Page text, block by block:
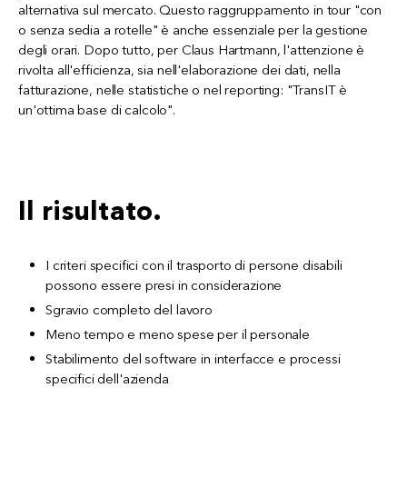
alternativa sul mercato. Questo raggruppamento in tour "con
o senza sedia a rotelle" è anche essenziale per la gestione
degli orari. Dopo tutto, per Claus Hartmann, l'attenzione è
rivolta all'efficienza, sia nell'elaborazione dei dati, nella
fatturazione, nelle statistiche o nel reporting: "TransIT è
un'ottima base di calcolo".
Il risultato.
I criteri specifici con il trasporto di persone disabili
possono essere presi in considerazione
Sgravio completo del lavoro
Meno tempo e meno spese per il personale
Stabilimento del software in interfacce e processi
specifici dell'azienda